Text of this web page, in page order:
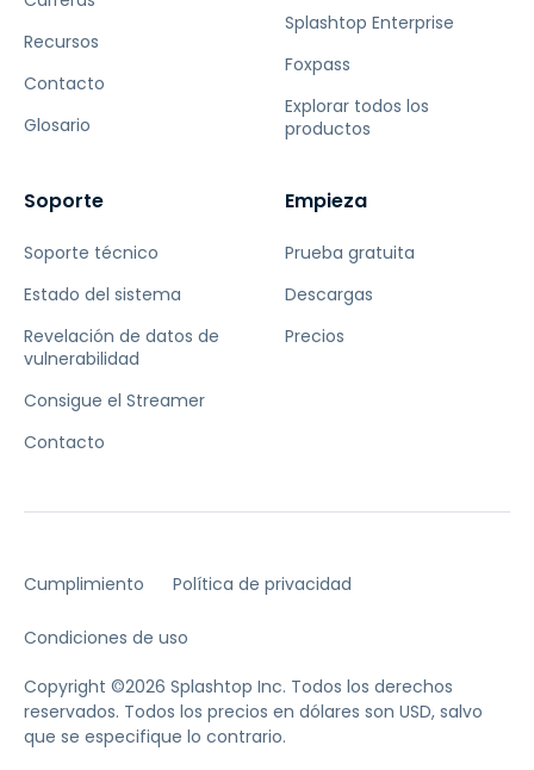
Recursos
Contacto
Glosario
Splashtop Enterprise
Foxpass
Explorar todos los
productos
Soporte
Soporte técnico
Estado del sistema
Revelación de datos de
vulnerabilidad
Consigue el Streamer
Contacto
Empieza
Prueba gratuita
Descargas
Precios
Cumplimiento Política de privacidad
Condiciones de uso
Copyright ©2026 Splashtop Inc. Todos los derechos
reservados. Todos los precios en dólares son USD, salvo
que se especifique lo contrario.